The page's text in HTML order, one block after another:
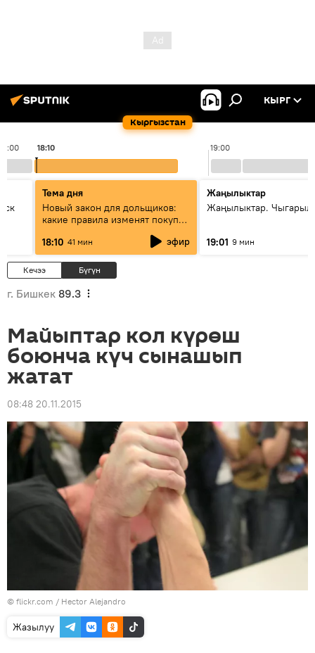
Кыргызстан
КЫРГ
18:00 19:00
18:10
Тема дня
Новый закон для дольщиков:
какие правила изменят покупку
18:10 41 мин эфир
Жаңылыктар
Жаңылыктар.
19:01 9 мин
Кечээ Бүгүн
г. Бишкек 89.3
Майыптар кол күрөш
боюнча күч сынашып
жатат
08:48 20.11.2015
© flickr.com / Hector Alejandro
Жазылуу